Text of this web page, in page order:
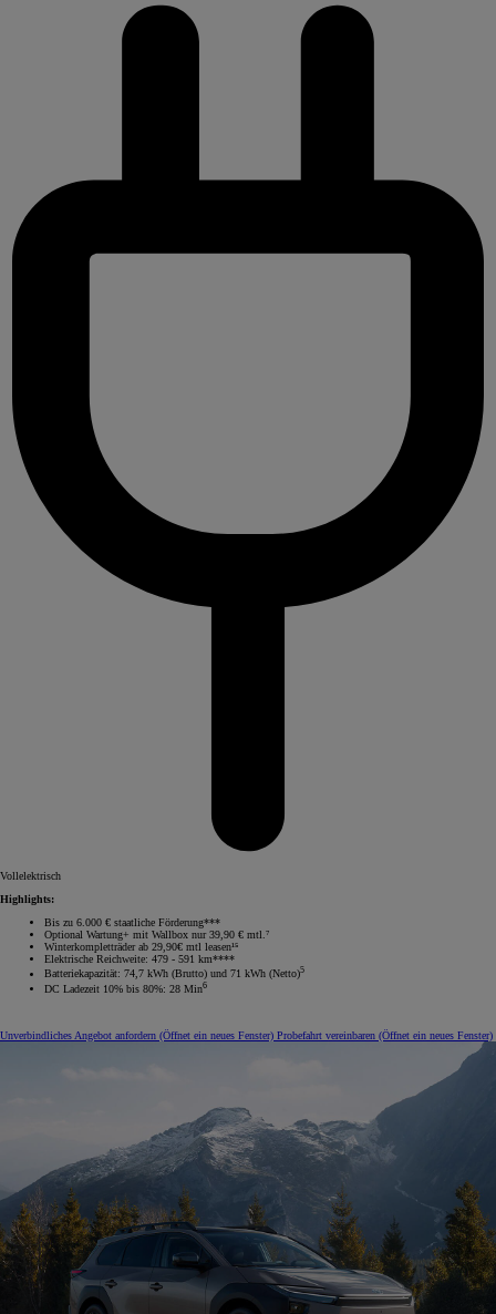
Vollelektrisch
Highlights:
Bis zu 6.000 € staatliche Förderung***
Optional Wartung+ mit Wallbox nur 39,90 € mtl.⁷
Winterkompletträder ab 29,90€ mtl leasen¹⁵
Elektrische Reichweite: 479 - 591 km****
Batteriekapazität: 74,7 kWh (Brutto) und 71 kWh (Netto)5
DC Ladezeit 10% bis 80%: 28 Min6
Unverbindliches Angebot anfordern (Öffnet ein neues Fenster) Probefahrt vereinbaren (Öffnet ein neues Fenster)